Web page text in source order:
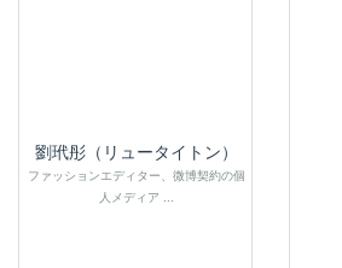
劉玳彤（リュータイトン）
ファッションエディター、微博契約の個
人メディア ...